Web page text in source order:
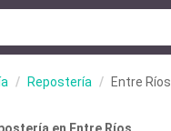
Repostería Entre Ríos